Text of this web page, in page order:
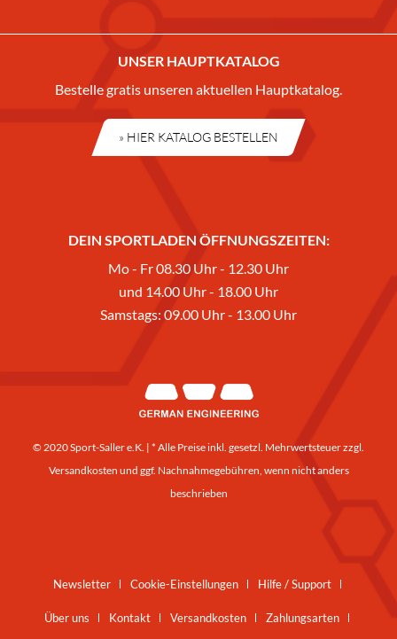
UNSER HAUPTKATALOG
Bestelle gratis unseren aktuellen Hauptkatalog.
» HIER KATALOG BESTELLEN
DEIN SPORTLADEN ÖFFNUNGSZEITEN:
Mo - Fr 08.30 Uhr - 12.30 Uhr
und 14.00 Uhr - 18.00 Uhr
Samstags: 09.00 Uhr - 13.00 Uhr
© 2020 Sport-Saller e.K. | * Alle Preise inkl. gesetzl. Mehrwertsteuer zzgl.
Versandkosten und ggf. Nachnahmegebühren, wenn nicht anders
beschrieben
Newsletter Cookie-Einstellungen Hilfe / Support
Über uns Kontakt Versandkosten Zahlungsarten